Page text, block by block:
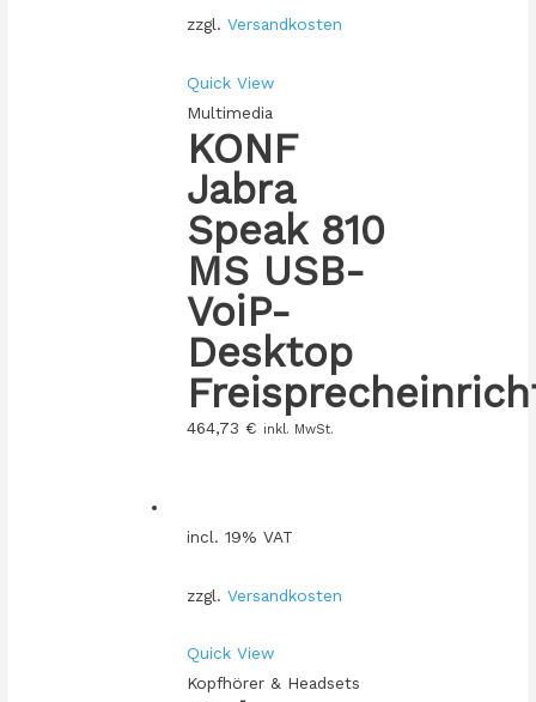
zzgl. Versandkosten
Quick View
Multimedia
KONF
Jabra
Speak 810
MS USB-
VoiP-
Desktop
464,73 € inkl. MwSt.
incl. 19% VAT
zzgl. Versandkosten
Quick View
Kopfhörer & Headsets